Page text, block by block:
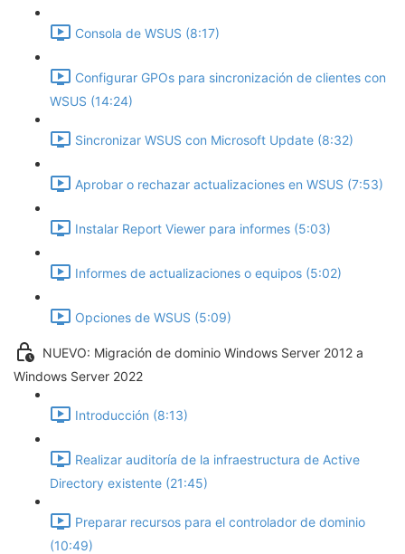
Consola de WSUS (8:17)
Configurar GPOs para sincronización de clientes con
WSUS (14:24)
Sincronizar WSUS con Microsoft Update (8:32)
Aprobar o rechazar actualizaciones en WSUS (7:53)
Instalar Report Viewer para informes (5:03)
Informes de actualizaciones o equipos (5:02)
Opciones de WSUS (5:09)
NUEVO: Migración de dominio Windows Server 2012 a
Windows Server 2022
Introducción (8:13)
Realizar auditoría de la infraestructura de Active
Directory existente (21:45)
Preparar recursos para el controlador de dominio
(10:49)